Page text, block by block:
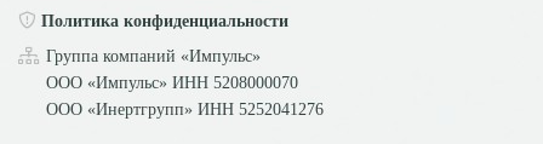
Политика конфиденциальности
Группа компаний «Импульс»
ООО «Импульс» ИНН 5208000070
ООО «Инертгрупп» ИНН 5252041276